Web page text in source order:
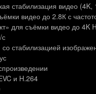
стабилизация видео
видео до 2.8К с
для съёмки видео до 4K
с
стабилизацией
и H.264